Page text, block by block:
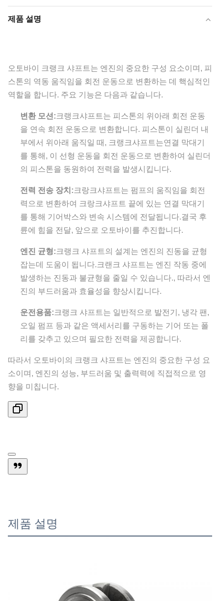
제품 설명
오토바이 크랭크 샤프트는 엔진의 중요한 구성 요소이며, 피
스톤의 역동 움직임을 회전 운동으로 변환하는 데 핵심적인
역할을 합니다. 주요 기능은 다음과 같습니다.
변환 모션:크랭크샤프트는 피스톤의 위아래 회전 운동
을 연속 회전 운동으로 변환합니다. 피스톤이 실린더 내
부에서 위아래 움직일 때, 크랭크샤프트는연결 막대기
를 통해, 이 선형 운동을 회전 운동으로 변환하여 실린더
의 피스톤을 동원하여 전력을 발생시킵니다.
전력 전송 장치:크랑크샤프트는 펌프의 움직임을 회전
력으로 변환하여 크랑크샤프트 끝에 있는 연결 막대기
를 통해 기어박스와 변속 시스템에 전달됩니다.결국 후
륜에 힘을 전달, 앞으로 오토바이를 추진합니다.
엔진 균형:크랭크 샤프트의 설계는 엔진의 진동을 균형
잡는데 도움이 됩니다.크랜크 샤프트는 엔진 작동 중에
발생하는 진동과 불균형을 줄일 수 있습니다., 따라서 엔
진의 부드러움과 효율성을 향상시킵니다.
운전용품:크랭크 샤프트는 일반적으로 발전기, 냉각 팬,
오일 펌프 등과 같은 액세서리를 구동하는 기어 또는 폴
리를 갖추고 있으며 필요한 전력을 제공합니다.
따라서 오토바이의 크랭크 샤프트는 엔진의 중요한 구성 요
소이며, 엔진의 성능, 부드러움 및 출력력에 직접적으로 영
향을 미칩니다.
제품 설명